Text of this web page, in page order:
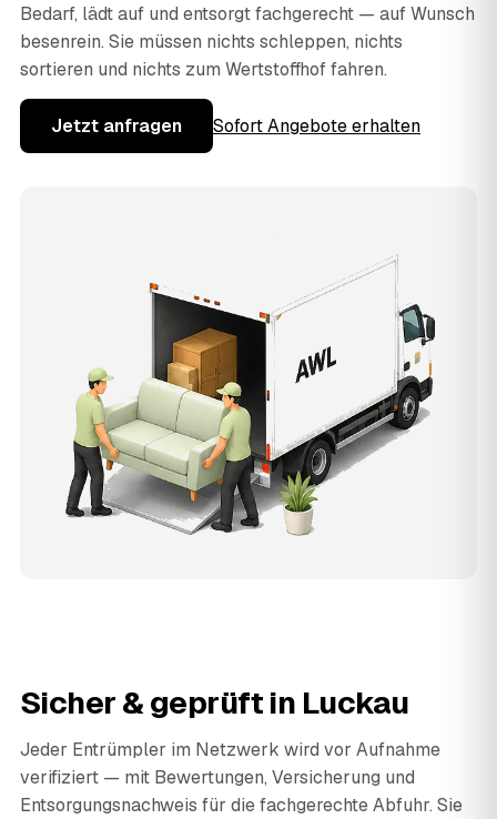
Bedarf, lädt auf und entsorgt fachgerecht — auf Wunsch
besenrein. Sie müssen nichts schleppen, nichts
sortieren und nichts zum Wertstoffhof fahren.
Jetzt anfragen Sofort Angebote erhalten
Sicher & geprüft in Luckau
Jeder Entrümpler im Netzwerk wird vor Aufnahme
verifiziert — mit Bewertungen, Versicherung und
Entsorgungsnachweis für die fachgerechte Abfuhr. Sie